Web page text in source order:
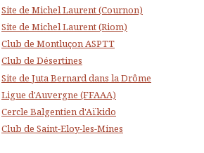
Site de Michel Laurent (Cournon)
Site de Michel Laurent (Riom)
Club de Montluçon ASPTT
Club de Désertines
Site de Juta Bernard dans la Drôme
Ligue d'Auvergne (FFAAA)
Cercle Balgentien d'Aïkido
Club de Saint-Eloy-les-Mines